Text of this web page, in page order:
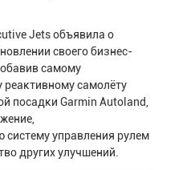
Jets объявила о
своего бизнес-
самому
самолёту
посадки Garmin Autoland,
систему управления рулем
других улучшений.